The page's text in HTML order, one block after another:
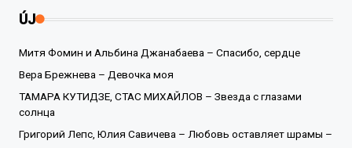
ÚJ
Митя Фомин и Альбина Джанабаева – Спасибо, сердце
Вера Брежнева – Девочка моя
ТАМАРА КУТИДЗЕ, СТАС МИХАЙЛОВ – Звезда с глазами
солнца
Григорий Лепс, Юлия Савичева – Любовь оставляет шрамы –